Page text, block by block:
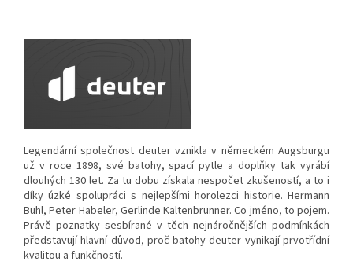
Legendární společnost deuter vznikla v německém Augsburgu
už v roce 1898, své batohy, spací pytle a doplňky tak vyrábí
dlouhých 130 let. Za tu dobu získala nespočet zkušeností, a to i
díky úzké spolupráci s nejlepšími horolezci historie. Hermann
Buhl, Peter Habeler, Gerlinde Kaltenbrunner. Co jméno, to pojem.
Právě poznatky sesbírané v těch nejnáročnějších podmínkách
představují hlavní důvod, proč batohy deuter vynikají prvotřídní
kvalitou a funkčností.